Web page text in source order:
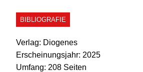
BIBLIOGRAFIE
Verlag: Diogenes
Erscheinungsjahr: 2025
Umfang: 208 Seiten